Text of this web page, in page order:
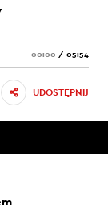
00:00 / 05:54
UDOSTĘPNIJ